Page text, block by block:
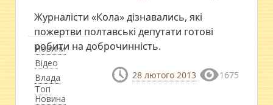
Новини
Відео
Влада
Топ
Новина
Журналісти «Кола» дізнавались, які
пожертви полтавські депутати готові
робити на доброчинність.
28 лютого 2013 1675